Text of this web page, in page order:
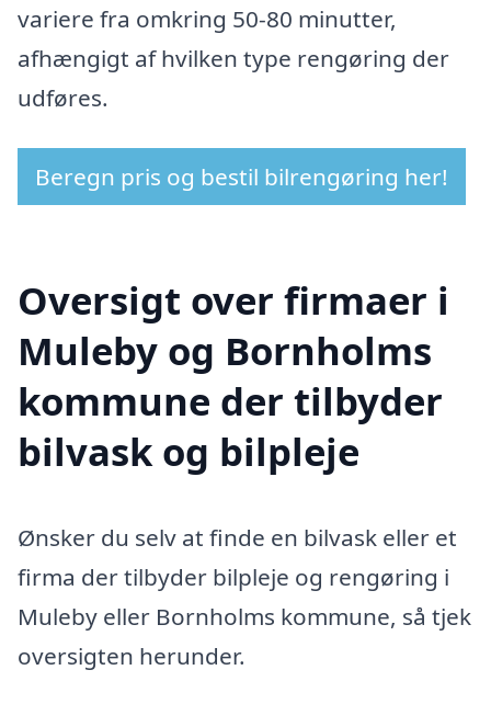
variere fra omkring 50-80 minutter,
afhængigt af hvilken type rengøring der
udføres.
Beregn pris og bestil bilrengøring her!
Oversigt over firmaer i
Muleby og Bornholms
kommune der tilbyder
bilvask og bilpleje
Ønsker du selv at finde en bilvask eller et
firma der tilbyder bilpleje og rengøring i
Muleby eller Bornholms kommune, så tjek
oversigten herunder.